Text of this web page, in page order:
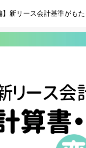
】新リース会計基準がも